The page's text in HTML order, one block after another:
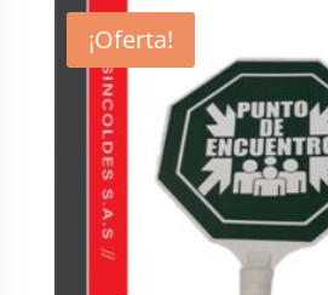
$ 220.000.
¡Oferta!